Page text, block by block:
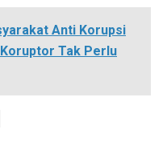
Anti Korupsi
Tak Perlu